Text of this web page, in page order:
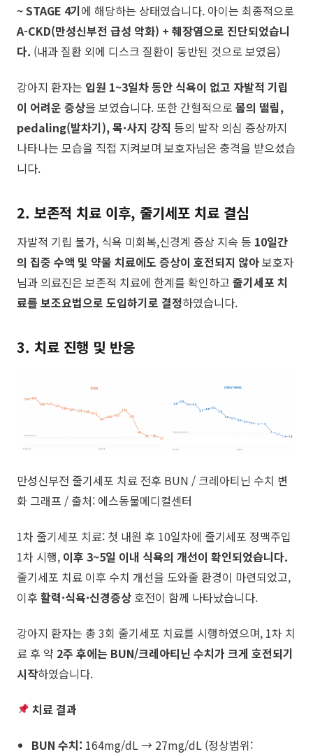
~ STAGE 4기에 해당하는 상태였습니다. 아이는 최종적으로
A-CKD(만성신부전 급성 악화) + 췌장염으로 진단되었습니
다. (내과 질환 외에 디스크 질환이 동반된 것으로 보였음)
​강아지 환자는 ​ 입원 1~3일차 동안 식욕이 없고 자발적 기립
이 어려운 증상을 보였습니다. 또한 간헐적으로 몸의 떨림,
pedaling(발차기), 목·사지 강직 등의 발작 의심 증상까지
나타나는 모습을 직접 지켜보며 보호자님은 충격을 받으셨습
니다.
2. 보존적 치료 이후, 줄기세포 치료 결심
​자발적 기립 불가, 식욕 미회복,신경계 증상 지속 등 10일간
의 집중 수액 및 약물 치료에도 증상이 호전되지 않아보호자
님과 의료진은 보존적 치료에 한계를 확인하고 줄기세포 치
료를 보조요법으로 도입하기로 결정하였습니다.
3. 치료 진행 및 반응
​만성신부전 줄기세포 치료 전후 BUN / 크레아티닌 수치 변
화 그래프 / 출처: 에스동물메디컬센터
​1차 줄기세포 치료: 첫 내원 후 10일차에 줄기세포 정맥주입
1차 시행, 이후 3~5일 이내 식욕의 개선이 확인되었습니다.
줄기세포 치료 이후 수치 개선을 도와줄 환경이 마련되었고,
이후 활력·식욕·신경증상 호전이 함께 나타났습니다.
​강아지 환자는 총 3회 줄기세포 치료를 시행하였으며, 1차 치
료 후 약 2주 후에는 BUN/크레아티닌 수치가 크게 호전되기
시작하였습니다.
치료 결과
BUN 수치: 164mg/dL → 27mg/dL (정상범위: